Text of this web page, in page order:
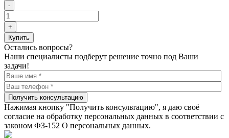
-
+
Купить
Остались вопросы?
Наши специалисты подберут решение точно под Ваши
задачи!
Получить консультацию
Нажимая кнопку "Получить консультацию", я даю своё
согласие на обработку персональных данных в соответствии с
законом ФЗ-152 О персональных данных.